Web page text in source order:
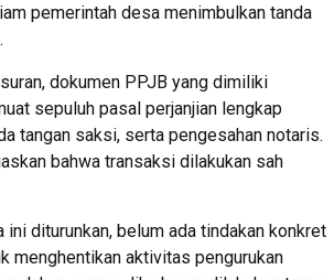
pemerintah desa menimbulkan tanda
dokumen PPJB yang dimiliki
sepuluh pasal perjanjian lengkap
tangan saksi, serta pengesahan notaris.
bahwa transaksi dilakukan sah
ini diturunkan, belum ada tindakan konkret
menghentikan aktivitas pengurukan